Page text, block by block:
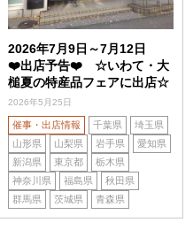
2026年7月9日～7月12日
❤️出店予告❤️ ☆いわて・大
槌夏の特産品フェアに出店☆
2026年5月25日
催事・出店情報 千葉県
埼玉県
山形県
山梨県 岩手県
愛知県
新潟県
東京都
栃木県
神奈川県
福島県
秋田県
群馬県
茨城県 青森県